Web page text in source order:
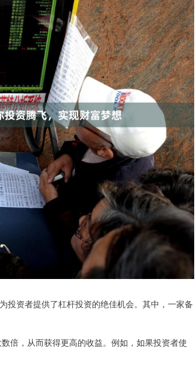
投资者提供了杠杆投资的绝佳机会。其中，一家备
倍，从而获得更高的收益。例如，如果投资者使